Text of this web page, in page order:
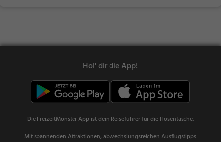
Hol' dir die App!
Die FreizeitMonster App ist dein Reiseführer für die Hosentasche.
Mit spannenden Attraktionen, abwechslungsreichen Ausflugstipps